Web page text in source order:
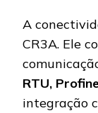
A
CR3A. Ele
RTU,
integração